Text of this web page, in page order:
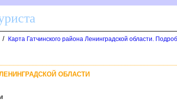
/
Карта Гатчинского района Ленинградской области.
ОБЛАСТИ